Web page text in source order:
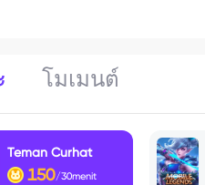
โมเมนต์
Teman Curhat
150/30menit